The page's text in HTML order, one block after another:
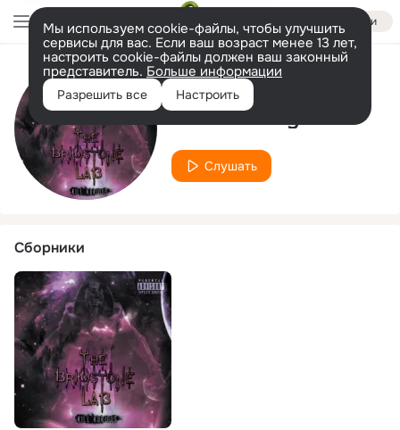
Войти
Мы используем cookie-файлы, чтобы улучшить
сервисы для вас. Если ваш возраст менее 13 лет,
настроить cookie-файлы должен ваш законный
представитель. Больше информации
Разрешить все Настроить
Исполнитель
Finesse Ways
Слушать
Сборники